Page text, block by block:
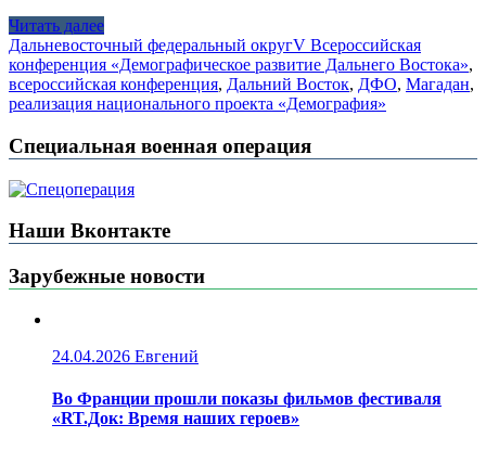
Читать далее
Дальневосточный федеральный округV Всероссийская
конференция «Демографическое развитие Дальнего Востока»,
всероссийская конференция, Дальний Восток, ДФО, Магадан,
реализация национального проекта «Демография»
Специальная военная операция
Наши Вконтакте
Зарубежные новости
24.04.2026 Евгений
Во Франции прошли показы фильмов фестиваля
«RT.Док: Время наших героев»